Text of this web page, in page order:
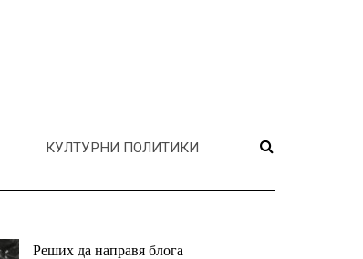
КУЛТУРНИ ПОЛИТИКИ
Реших да направя блога